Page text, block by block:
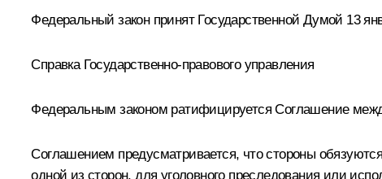
Федеральный закон принят Государственной Думой 13
Справка Государственно-правового управления
Федеральным законом ратифицируется Соглашение
Соглашением предусматривается, что стороны
одной из сторон, для уголовного преследования или